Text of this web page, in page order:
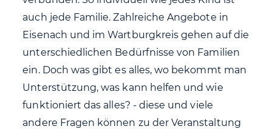
auch jede Familie. Zahlreiche Angebote in
Eisenach und im Wartburgkreis gehen auf die
unterschiedlichen Bedürfnisse von Familien
ein. Doch was gibt es alles, wo bekommt man
Unterstützung, was kann helfen und wie
funktioniert das alles? - diese und viele
andere Fragen können zu der Veranstaltung